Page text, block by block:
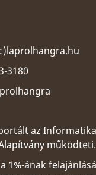
3180
az
működteti.
1%-ának